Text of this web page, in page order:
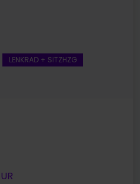
LENKRAD + SITZHZG